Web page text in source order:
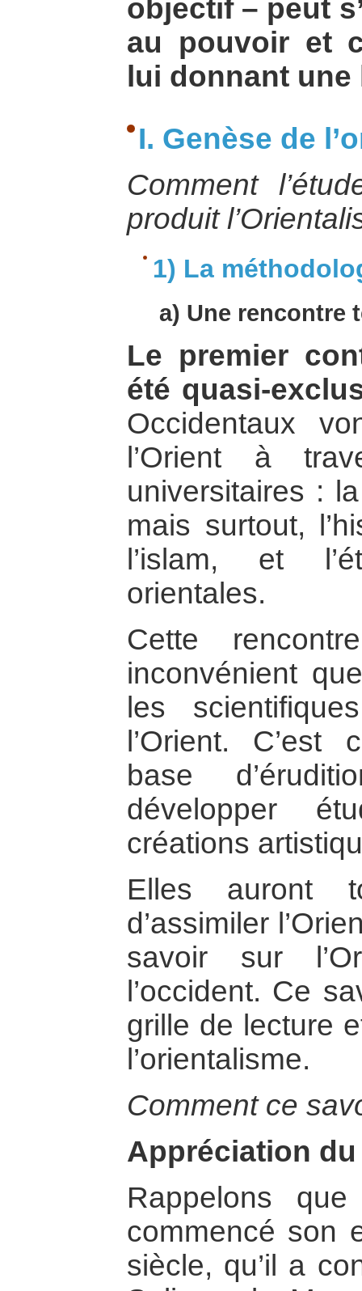
objectif – peut
au pouvoir et
lui donnant
I. Genèse de
Comment
produit
1) La
a) Une rencontre
Le premier
été quasi-
Occidentaux
l’Orient à
universitaires :
mais surtout,
l’islam, et
orientales.
Cette
inconvénient
les
l’Orient. C’est
base
développer
créations
Elles auront
d’assimiler
savoir sur
l’occident. Ce
grille de lecture
l’orientalisme.
Comment ce
Appréciation
Rappelons
commencé son
siècle, qu’il a